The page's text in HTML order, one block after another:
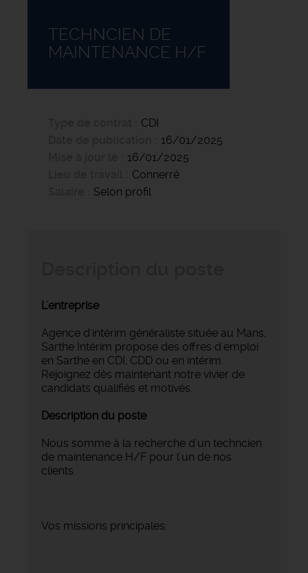
TECHNCIEN DE
MAINTENANCE H/F
CDI
16/01/2025
16/01/2025
Connerré
Selon profil
L'entreprise
Agence d'intérim généraliste située au Mans,
Sarthe Intérim propose des offres d'emploi
en Sarthe en CDI, CDD ou en intérim.
Rejoignez dès maintenant notre vivier de
candidats qualifiés et motivés.
Description du poste
Nous somme à la recherche d'un techncien
de maintenance H/F pour l'un de nos
clients.
Vos missions principales: